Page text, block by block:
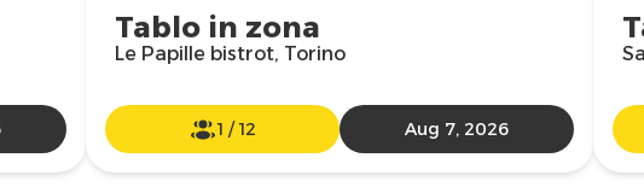
Tablo in zona
Le Papille bistrot, Torino
1 /12 Aug 7, 2026